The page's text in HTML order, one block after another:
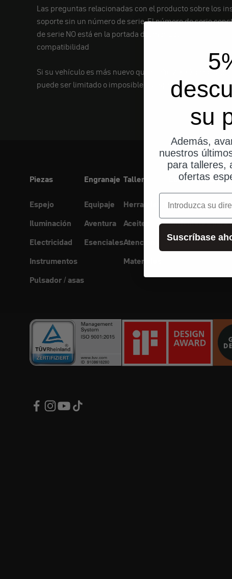
Las preguntas relacionadas con el producto sobre los
soporte sin un número de serie. El número de serie
de serie NO está en la portada del manual.
compatibilidad
Si su vehículo es más nuevo que el año 2000,
puede ser limitado o imposible. Compruebe si el
Piezas
Espejo
Iluminación
Electricidad
Instrumentos
Pulsador / asas
Engranaje
Equipaje
Aventura
Esenciales
Taller
Herramienta
Aceites
Atención
Materiales
Conectividad
Soporte para
Auriculares para
su
Además,
nuestros
para talleres,
ofertas
correo electrónico
Suscríbase